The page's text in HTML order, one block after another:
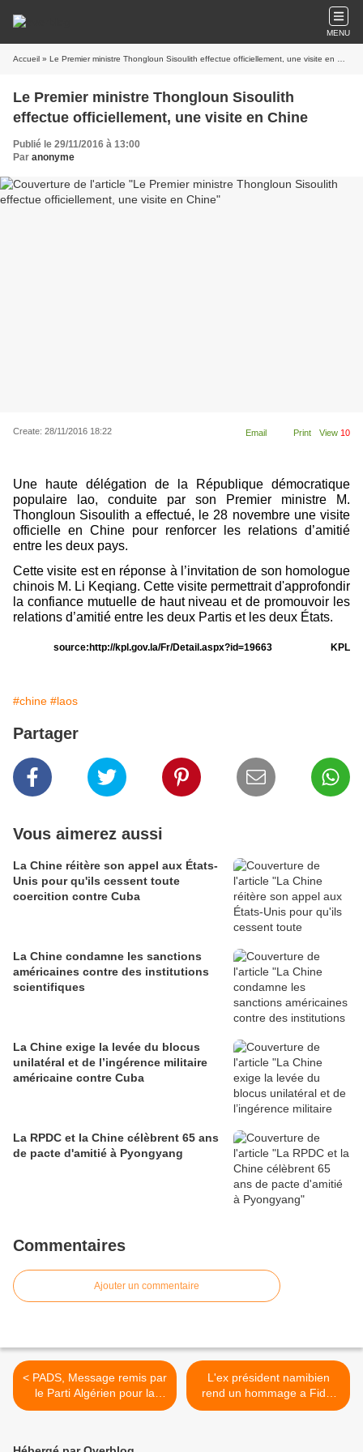
MENU
Accueil » Le Premier ministre Thongloun Sisoulith effectue officiellement, une visite en Chine
Le Premier ministre Thongloun Sisoulith
effectue officiellement, une visite en Chine
Publié le 29/11/2016 à 13:00
Par anonyme
Create: 28/11/2016 18:22 Email Print View 10
Une haute délégation de la République démocratique
populaire lao, conduite par son Premier ministre M.
Thongloun Sisoulith a effectué, le 28 novembre une visite
officielle en Chine pour renforcer les relations d’amitié
entre les deux pays.
Cette visite est en réponse à l’invitation de son homologue
chinois M. Li Keqiang. Cette visite permettrait d'approfondir
la confiance mutuelle de haut niveau et de promouvoir les
relations d’amitié entre les deux Partis et les deux États.
KPL
source:http://kpl.gov.la/Fr/Detail.aspx?id=19663
#chine #laos
Partager
Vous aimerez aussi
La Chine réitère son appel aux États-
Unis pour qu'ils cessent toute
coercition contre Cuba
La Chine condamne les sanctions
américaines contre des institutions
scientifiques
La Chine exige la levée du blocus
unilatéral et de l’ingérence militaire
américaine contre Cuba
La RPDC et la Chine célèbrent 65 ans
de pacte d'amitié à Pyongyang
Commentaires
Ajouter un commentaire
< PADS, Message remis par
le Parti Algérien pour la
Démocratie et le Socialisme
L'ex président namibien
rend un hommage a Fidel
Castro >